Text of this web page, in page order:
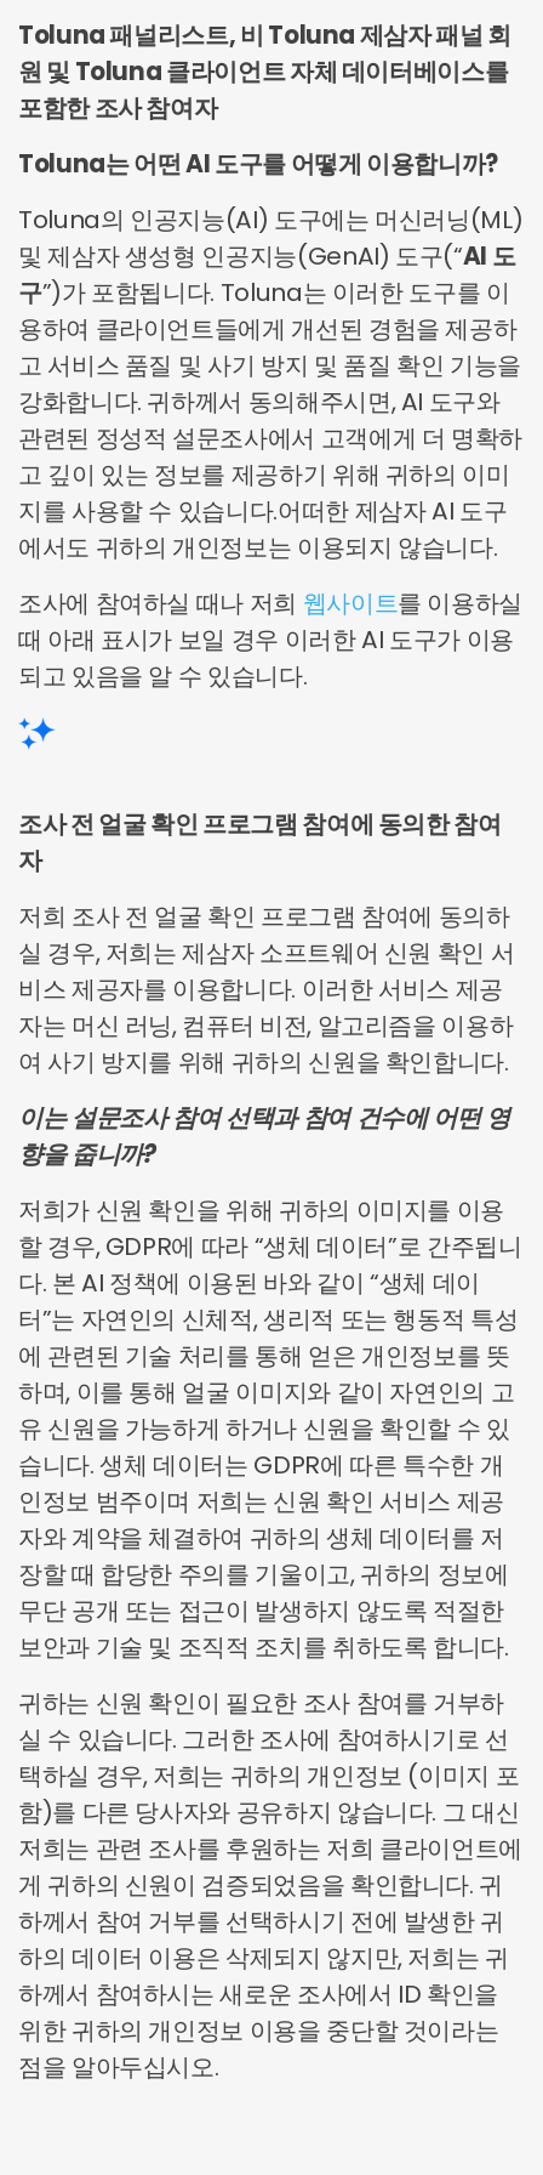
(c) 특수 분류에 속하는 개인 데이터
(d) 인구통계학/프로필 데이터
(e) 기술 데이터
(b) 연락처 정보
(c) 특수 분류에 속하는 개인 데이터
(d) 인구통계학 데이터
(e) 기술 데이터
(b) 연락처 데이터
(d) 인구통계학 데이터
(e) 기술 데이터
Toluna 패널리스트, 비 Toluna 제삼자 패널 회
원 및 Toluna 클라이언트 자체 데이터베이스를
포함한 조사 참여자
Toluna는 어떤 AI 도구를 어떻게 이용합니까?
Toluna의 인공지능(AI) 도구에는 머신러닝(ML)
및 제삼자 생성형 인공지능(GenAI) 도구(“AI 도
구”)가 포함됩니다. Toluna는 이러한 도구를 이
용하여 클라이언트들에게 개선된 경험을 제공하
고 서비스 품질 및 사기 방지 및 품질 확인 기능을
강화합니다. 귀하께서 동의해주시면, AI 도구와
관련된 정성적 설문조사에서 고객에게 더 명확하
고 깊이 있는 정보를 제공하기 위해 귀하의 이미
지를 사용할 수 있습니다.어떠한 제삼자 AI 도구
에서도 귀하의 개인정보는 이용되지 않습니다.
조사에 참여하실 때나 저희 웹사이트를 이용하실
때 아래 표시가 보일 경우 이러한 AI 도구가 이용
되고 있음을 알 수 있습니다.
조사 전 얼굴 확인 프로그램 참여에 동의한 참여
자
저희 조사 전 얼굴 확인 프로그램 참여에 동의하
실 경우, 저희는 제삼자 소프트웨어 신원 확인 서
비스 제공자를 이용합니다. 이러한 서비스 제공
자는 머신 러닝, 컴퓨터 비전, 알고리즘을 이용하
여 사기 방지를 위해 귀하의 신원을 확인합니다.
이는 설문조사 참여 선택과 참여 건수에 어떤 영
향을 줍니까?
저희가 신원 확인을 위해 귀하의 이미지를 이용
할 경우, GDPR에 따라 “생체 데이터”로 간주됩니
다. 본 AI 정책에 이용된 바와 같이 “생체 데이
터”는 자연인의 신체적, 생리적 또는 행동적 특성
에 관련된 기술 처리를 통해 얻은 개인정보를 뜻
하며, 이를 통해 얼굴 이미지와 같이 자연인의 고
유 신원을 가능하게 하거나 신원을 확인할 수 있
습니다. 생체 데이터는 GDPR에 따른 특수한 개
인정보 범주이며 저희는 신원 확인 서비스 제공
자와 계약을 체결하여 귀하의 생체 데이터를 저
장할 때 합당한 주의를 기울이고, 귀하의 정보에
무단 공개 또는 접근이 발생하지 않도록 적절한
보안과 기술 및 조직적 조치를 취하도록 합니다.
귀하는 신원 확인이 필요한 조사 참여를 거부하
실 수 있습니다. 그러한 조사에 참여하시기로 선
택하실 경우, 저희는 귀하의 개인정보 (이미지 포
함)를 다른 당사자와 공유하지 않습니다. 그 대신
저희는 관련 조사를 후원하는 저희 클라이언트에
게 귀하의 신원이 검증되었음을 확인합니다. 귀
하께서 참여 거부를 선택하시기 전에 발생한 귀
하의 데이터 이용은 삭제되지 않지만, 저희는 귀
하께서 참여하시는 새로운 조사에서 ID 확인을
위한 귀하의 개인정보 이용을 중단할 것이라는
점을 알아두십시오.